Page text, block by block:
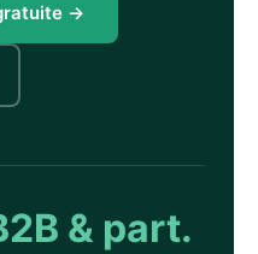
→
& part.